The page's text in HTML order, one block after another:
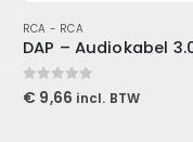
RCA - RCA
0out of 5
€ 9,66 incl. BTW